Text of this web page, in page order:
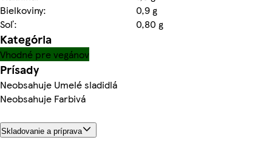
Bielkoviny:
0,9 g
Soľ:
0,80 g
Kategória
Vhodné pre vegánov
Prísady
Neobsahuje Umelé sladidlá
Neobsahuje Farbivá
Skladovanie a príprava